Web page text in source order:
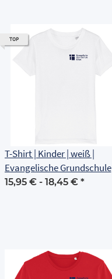
TOP
T-Shirt | Kinder | weiß |
Evangelische Grundschule
Erfurt
15,95 € - 18,45 € *